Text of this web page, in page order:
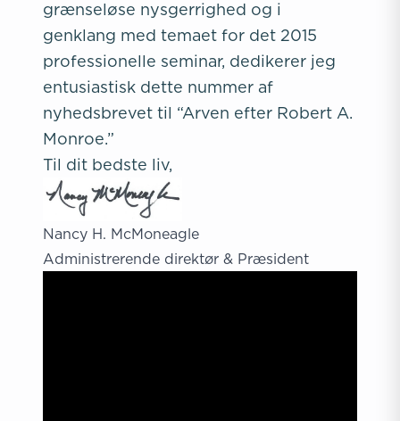
grænseløse nysgerrighed og i
genklang med temaet for det 2015
professionelle seminar, dedikerer jeg
entusiastisk dette nummer af
nyhedsbrevet til “Arven efter Robert A.
Monroe.”
Til dit bedste liv,
Nancy H. McMoneagle
Administrerende direktør & Præsident